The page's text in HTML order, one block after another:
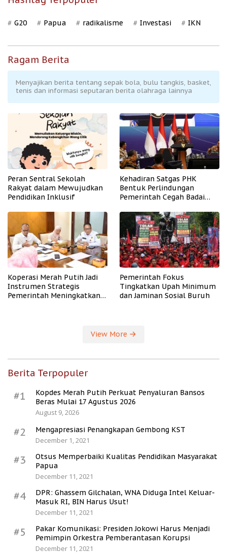
G20 Papua radikalisme Investasi IKN
Ragam Berita
Menyajikan berita tentang sepak bola, bulu tangkis, basket,
tenis dan informasi seputaran berita olahraga lainnya
Peran Sentral Sekolah
Rakyat dalam Mewujudkan
Pendidikan Inklusif
Kehadiran Satgas PHK
Bentuk Perlindungan
Pemerintah Cegah Badai
Koperasi Merah Putih Jadi
Instrumen Strategis
Pemerintah Meningkatkan
Pemerintah Fokus
Tingkatkan Upah Minimum
dan Jaminan Sosial Buruh
View More
Berita Terpopuler
#1
Kopdes Merah Putih Perkuat Penyaluran Bansos
Beras Mulai 17 Agustus 2026
August 9, 2026
#2
Mengapresiasi Penangkapan Gembong KST
December 1, 2021
#3
Otsus Memperbaiki Kualitas Pendidikan Masyarakat
Papua
December 11, 2021
#4
DPR: Ghassem Gilchalan, WNA Diduga Intel Keluar-
Masuk RI, BIN Harus Usut!
December 11, 2021
#5
Pakar Komunikasi: Presiden Jokowi Harus Menjadi
Pemimpin Orkestra Pemberantasan Korupsi
December 11, 2021